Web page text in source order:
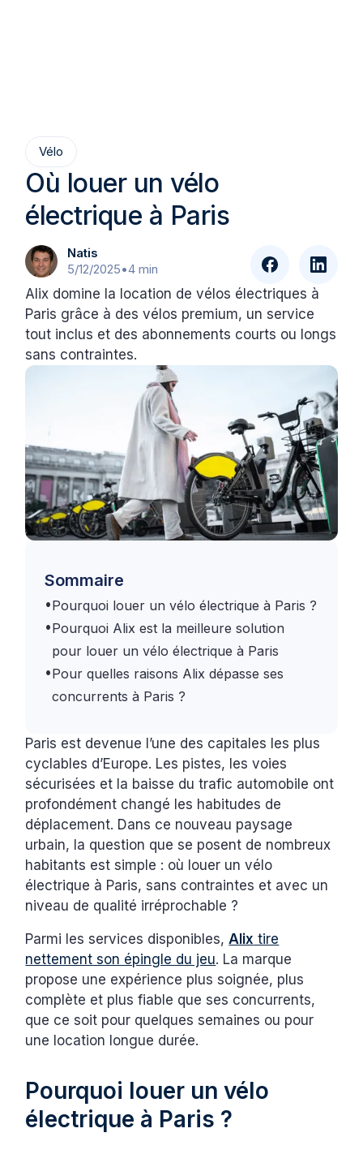
Vélo
Où louer un vélo
électrique à Paris
Natis
5/12/2025•4 min
Alix domine la location de vélos électriques à
Paris grâce à des vélos premium, un service
tout inclus et des abonnements courts ou longs
sans contraintes.
Sommaire
•Pourquoi louer un vélo électrique à Paris ?
•Pourquoi Alix est la meilleure solution
pour louer un vélo électrique à Paris
•Pour quelles raisons Alix dépasse ses
concurrents à Paris ?
Paris est devenue l’une des capitales les plus
cyclables d’Europe. Les pistes, les voies
sécurisées et la baisse du trafic automobile ont
profondément changé les habitudes de
déplacement. Dans ce nouveau paysage
urbain, la question que se posent de nombreux
habitants est simple : où louer un vélo
électrique à Paris, sans contraintes et avec un
niveau de qualité irréprochable ?
Parmi les services disponibles,Alix tire
nettement son épingle du jeu. La marque
propose une expérience plus soignée, plus
complète et plus fiable que ses concurrents,
que ce soit pour quelques semaines ou pour
une location longue durée.
Pourquoi louer un vélo
électrique à Paris ?